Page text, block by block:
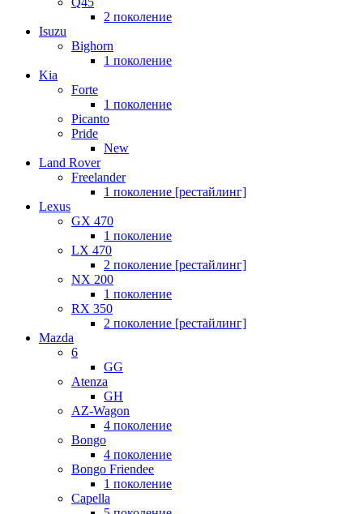
2 поколение
Isuzu
Bighorn
1 поколение
Kia
Forte
1 поколение
Picanto
Pride
New
Land Rover
Freelander
1 поколение [рестайлинг]
Lexus
GX 470
1 поколение
LX 470
2 поколение [рестайлинг]
NX 200
1 поколение
RX 350
2 поколение [рестайлинг]
Mazda
6
GG
Atenza
GH
AZ-Wagon
4 поколение
Bongo
4 поколение
Bongo Friendee
1 поколение
Capella